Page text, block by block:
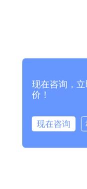
现在咨询，
价！
现在咨询